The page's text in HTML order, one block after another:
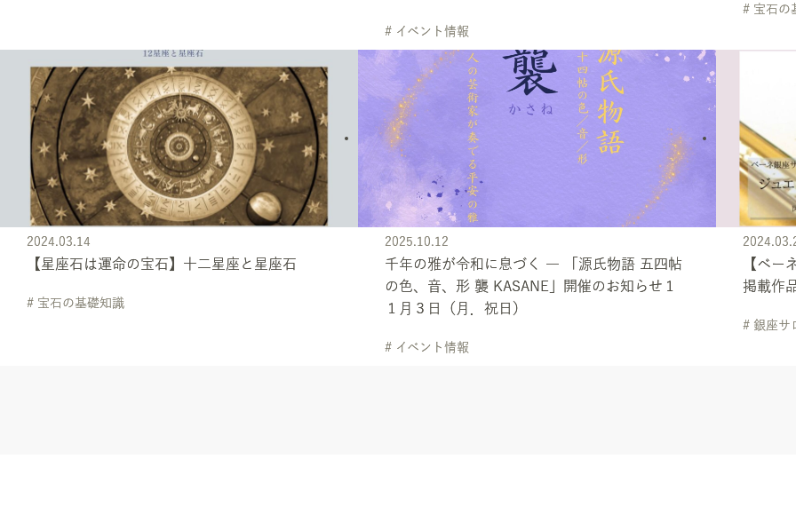
# イベント情報
# 宝石の
2024.03.14
【星座石は運命の宝石】十二星座と星座石
# 宝石の基礎知識
2025.10.12
千年の雅が令和に息づく ― 「源氏物語 五四帖
の色、音、形 襲 KASANE」開催のお知らせ１
１月３日（月．祝日）
# イベント情報
【ベ
掲載作
# 銀座サ